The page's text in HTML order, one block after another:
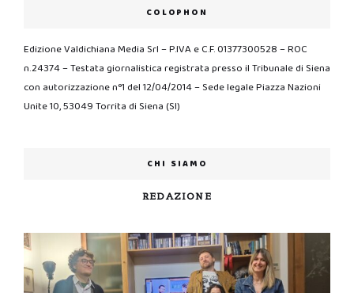
COLOPHON
Edizione Valdichiana Media Srl – P.IVA e C.F. 01377300528 – ROC
n.24374 – Testata giornalistica registrata presso il Tribunale di Siena
con autorizzazione n°1 del 12/04/2014 – Sede legale Piazza Nazioni
Unite 10, 53049 Torrita di Siena (SI)
CHI SIAMO
REDAZIONE